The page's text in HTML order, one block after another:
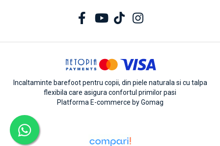
Incaltaminte barefoot pentru copii, din piele naturala si cu talpa
flexibila care asigura confortul primilor pasi
Platforma E-commerce by Gomag